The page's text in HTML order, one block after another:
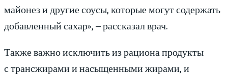
майонез и другие соусы, которые могут содержать
добавленный сахар», – рассказал врач.
Также важно исключить из рациона продукты
с трансжирами и насыщенными жирами, и